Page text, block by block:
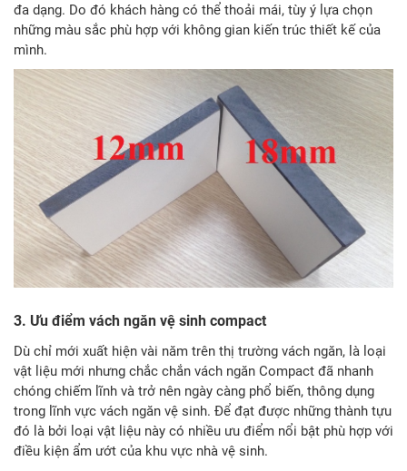
đa dạng. Do đó khách hàng có thể thoải mái, tùy ý lựa chọn
những màu sắc phù hợp với không gian kiến trúc thiết kế của
mình.
3. Ưu điểm vách ngăn vệ sinh compact
Dù chỉ mới xuất hiện vài năm trên thị trường vách ngăn, là loại
vật liệu mới nhưng chắc chắn vách ngăn Compact đã nhanh
chóng chiếm lĩnh và trở nên ngày càng phổ biến, thông dụng
trong lĩnh vực vách ngăn vệ sinh. Để đạt được những thành tựu
đó là bởi loại vật liệu này có nhiều ưu điểm nổi bật phù hợp với
điều kiện ẩm ướt của khu vực nhà vệ sinh.